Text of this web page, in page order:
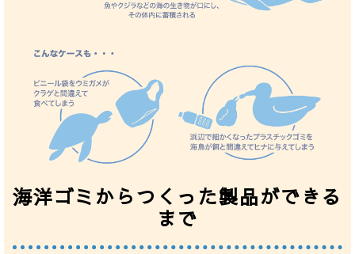
海洋ゴミからつくった製品ができる
まで